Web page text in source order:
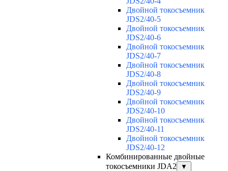
Двойной токосъемник
JDS2/40-5
Двойной токосъемник
JDS2/40-6
Двойной токосъемник
JDS2/40-7
Двойной токосъемник
JDS2/40-8
Двойной токосъемник
JDS2/40-9
Двойной токосъемник
JDS2/40-10
Двойной токосъемник
JDS2/40-11
Двойной токосъемник
JDS2/40-12
Комбинированные двойные
токосъемники JDA2
▼